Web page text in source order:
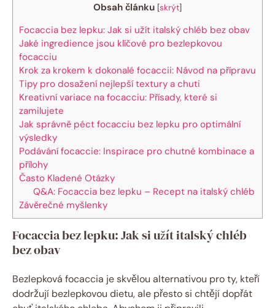
Obsah článku [skrýt]
Focaccia bez lepku: Jak si užít italský chléb bez obav
Jaké ingredience jsou klíčové pro bezlepkovou
focacciu
Krok za krokem k dokonalé focaccii: Návod na přípravu
Tipy pro dosažení nejlepší textury a chuti
Kreativní variace na focacciu: Přísady, které si
zamilujete
Jak správně péct focacciu bez lepku pro optimální
výsledky
Podávání focaccie: Inspirace pro chutné kombinace a
přílohy
Často Kladené Otázky
Q&A: Focaccia bez lepku – Recept na italský chléb
Závěrečné myšlenky
Focaccia bez lepku: Jak si užít italský chléb
bez obav
Bezlepková focaccia je skvělou alternativou pro ty, kteří
dodržují bezlepkovou dietu, ale přesto si chtějí dopřát